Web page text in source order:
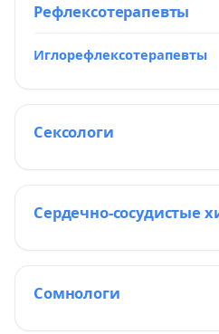
Рефлексотерапевты
Иглорефлексотерапевты
Сексологи
Сердечно-сосудистые
Сомнологи